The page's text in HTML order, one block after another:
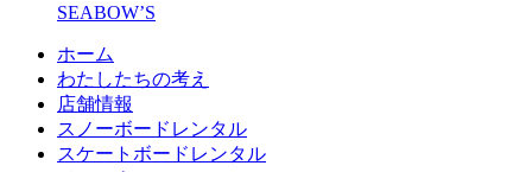
SEABOW’S
ホーム
わたしたちの考え
店舗情報
スノーボードレンタル
スケートボードレンタル